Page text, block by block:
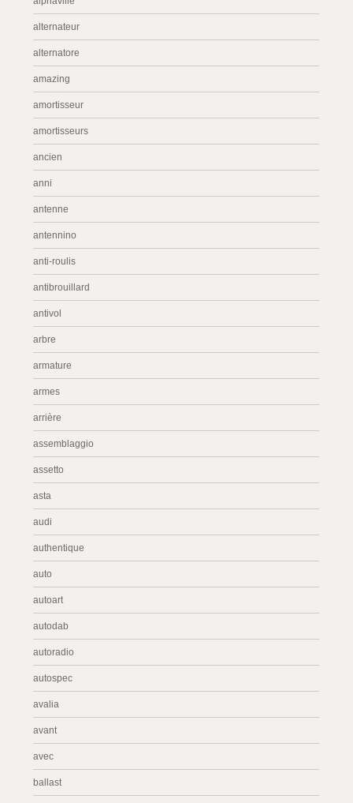
alternateur
alternatore
amazing
amortisseur
amortisseurs
ancien
anni
antenne
antennino
anti-roulis
antibrouillard
antivol
arbre
armature
armes
arrière
assemblaggio
assetto
asta
audi
authentique
auto
autoart
autodab
autoradio
autospec
avalia
avant
avec
ballast